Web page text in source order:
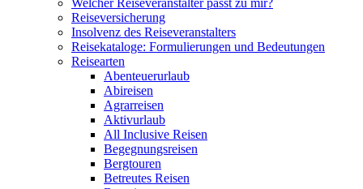
Welcher Reiseveranstalter passt zu mir?
Reiseversicherung
Insolvenz des Reiseveranstalters
Reisekataloge: Formulierungen und Bedeutungen
Reisearten
Abenteuerurlaub
Abireisen
Agrarreisen
Aktivurlaub
All Inclusive Reisen
Begegnungsreisen
Bergtouren
Betreutes Reisen